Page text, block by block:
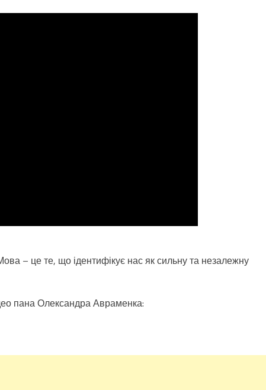
– це те, що ідентифікує нас як сильну та незалежну
пана Олександра Авраменка: